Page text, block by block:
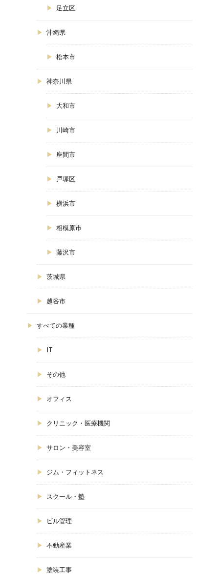
足立区
沖縄県
松本市
神奈川県
大和市
川崎市
座間市
戸塚区
横浜市
相模原市
藤沢市
茨城県
越谷市
すべての業種
IT
その他
オフィス
クリニック・医療機関
サロン・美容室
ジム・フィットネス
スクール・塾
ビル管理
不動産業
塗装工事